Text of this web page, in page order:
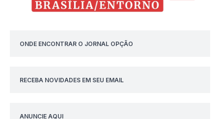
ONDE ENCONTRAR O JORNAL OPÇÃO
RECEBA NOVIDADES EM SEU EMAIL
ANUNCIE AQUI